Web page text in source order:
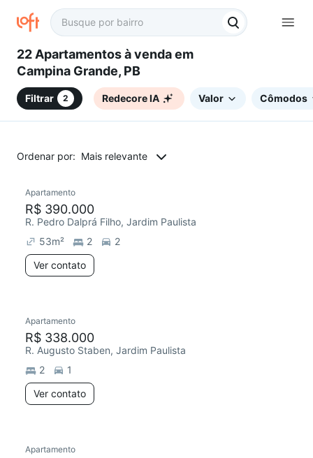
22 Apartamentos à venda em
Campina Grande, PB
Filtrar 2 Redecore IA Valor Cômodos
Ordenar por: Mais relevante
Redecorar
Apartamento
R$ 390.000
R. Pedro Dalprá Filho, Jardim Paulista
53m² 2
2
Ver contato
Chegou este mês
Apartamento
R$ 338.000
R. Augusto Staben, Jardim Paulista
2
1
Ver contato
Apartamento